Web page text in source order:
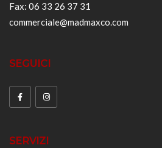
Fax: 06 33 26 37 31
commerciale@madmaxco.com
SEGUICI
SERVIZI